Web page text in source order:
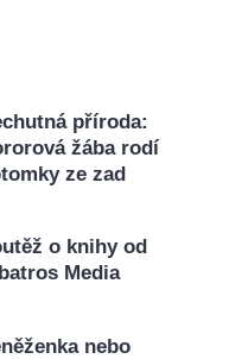
příroda:
žába rodí
ze zad
o knihy od
Media
nebo